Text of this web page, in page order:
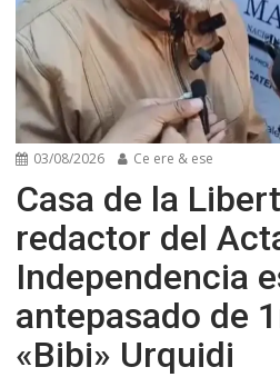
03/08/2026 Ce ere & ese
Casa de la
redactor del
Independencia
antepasado de
«Bibi» Urquidi